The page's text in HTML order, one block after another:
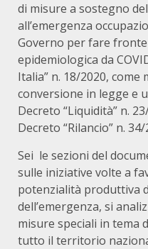
di misure a sostegno
all’emergenza
Governo per fare
epidemiologica da
Italia” n. 18/2020, come
conversione in legge e
Decreto “Liquidità” n.
Decreto “Rilancio” n. 34/
Sei le sezioni del
sulle iniziative volte a
potenzialità produttiva
dell’emergenza, si
misure speciali in tema
tutto il territorio